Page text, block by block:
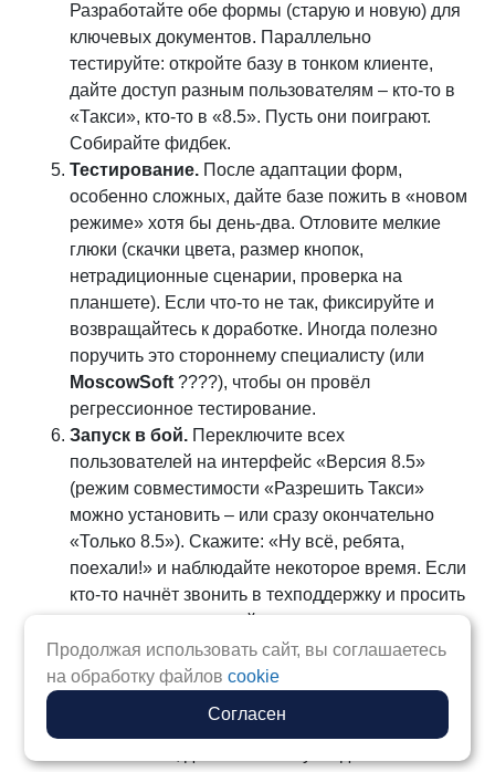
Разработайте обе формы (старую и новую) для
ключевых документов. Параллельно
тестируйте: откройте базу в тонком клиенте,
дайте доступ разным пользователям – кто-то в
«Такси», кто-то в «8.5». Пусть они поиграют.
Собирайте фидбек.
Тестирование. После адаптации форм,
особенно сложных, дайте базе пожить в «новом
режиме» хотя бы день-два. Отловите мелкие
глюки (скачки цвета, размер кнопок,
нетрадиционные сценарии, проверка на
планшете). Если что-то не так, фиксируйте и
возвращайтесь к доработке. Иногда полезно
поручить это стороннему специалисту (или
MoscowSoft ????), чтобы он провёл
регрессионное тестирование.
Запуск в бой. Переключите всех
пользователей на интерфейс «Версия 8.5»
(режим совместимости «Разрешить Такси»
можно установить – или сразу окончательно
«Только 8.5»). Скажите: «Ну всё, ребята,
поехали!» и наблюдайте некоторое время. Если
кто-то начнёт звонить в техподдержку и просить
вернуть «старую», дайте им время
попривыкнуть – но старайтесь устранить
наиболее очевидные проблемы быстро.
Продолжая использовать сайт, вы соглашаетесь
на обработку файловcookie
Согласен